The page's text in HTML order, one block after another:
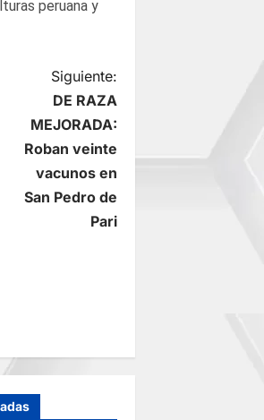
peruana y
Siguiente:
DE RAZA
MEJORADA:
Roban veinte
vacunos en
San Pedro de
Pari